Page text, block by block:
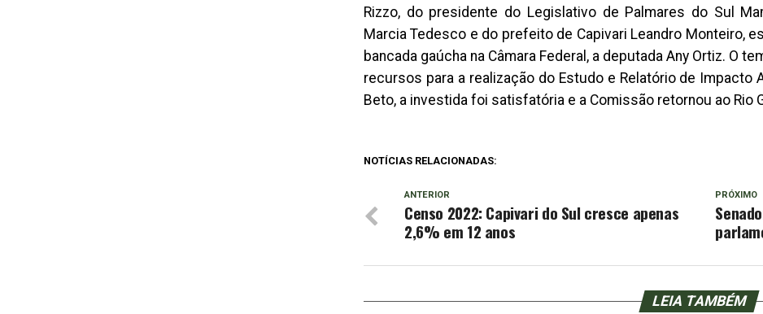
Rizzo, do presidente do Legislativo de Palmares do Sul
Marcia Tedesco e do prefeito de Capivari Leandro Monteiro,
bancada gaúcha na Câmara Federal, a deputada Any Ortiz. O
recursos para a realização do Estudo e Relatório de Impacto
Beto, a investida foi satisfatória e a Comissão retornou ao Rio
NOTÍCIAS RELACIONADAS:
PRÓXIMO
ANTERIOR
Censo 2022: Capivari do Sul cresce apenas
2,6% em 12 anos
LEIA TAMBÉM